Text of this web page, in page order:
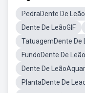
PedraDente De Leão
Dente De LeãoGIF
TatuagemDente De
FundoDente De Leão
Dente De
PlantaDente De